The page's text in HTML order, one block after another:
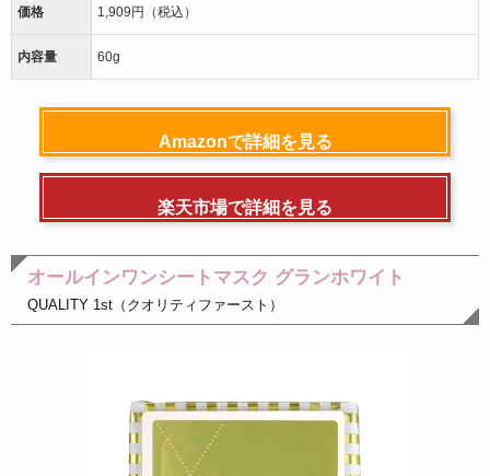
価格 1,909円（税込）
内容量 60g
Amazonで詳細を見る
楽天市場で詳細を見る
オールインワンシートマスク グランホワイト
QUALITY 1st（クオリティファースト）